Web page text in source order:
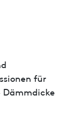
für
Dämmdicke